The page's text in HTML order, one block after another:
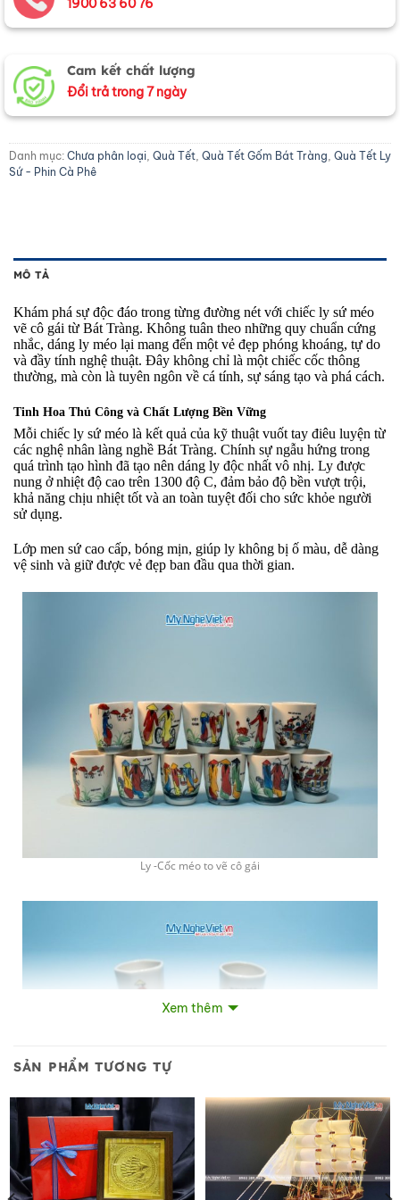
1900 63 60 76
Cam kết chất lượng
Đổi trả trong 7 ngày
Danh mục: Chưa phân loại, Quà Tết, Quà Tết Gốm Bát Tràng, Quà Tết Ly
Sứ - Phin Cà Phê
MÔ TẢ
Khám phá sự độc đáo trong từng đường nét với chiếc ly sứ méo
vẽ cô gái từ Bát Tràng. Không tuân theo những quy chuẩn cứng
nhắc, dáng ly méo lại mang đến một vẻ đẹp phóng khoáng, tự do
và đầy tính nghệ thuật. Đây không chỉ là một chiếc cốc thông
thường, mà còn là tuyên ngôn về cá tính, sự sáng tạo và phá cách.
Tinh Hoa Thủ Công và Chất Lượng Bền Vững
Mỗi chiếc ly sứ méo là kết quả của kỹ thuật vuốt tay điêu luyện từ
các nghệ nhân làng nghề Bát Tràng. Chính sự ngẫu hứng trong
quá trình tạo hình đã tạo nên dáng ly độc nhất vô nhị. Ly được
nung ở nhiệt độ cao trên 1300 độ C, đảm bảo độ bền vượt trội,
khả năng chịu nhiệt tốt và an toàn tuyệt đối cho sức khỏe người
sử dụng.
Lớp men sứ cao cấp, bóng mịn, giúp ly không bị ố màu, dễ dàng
vệ sinh và giữ được vẻ đẹp ban đầu qua thời gian.
Ly -Cốc méo to vẽ cô gái
Ly -Cốc méo to vẽ cô gái
Xem thêm
SẢN PHẨM TƯƠNG TỰ